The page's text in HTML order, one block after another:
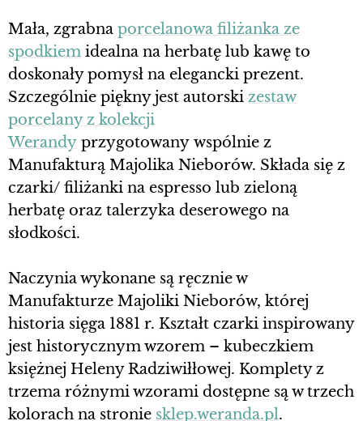
Mała, zgrabna porcelanowa filiżanka ze
spodkiem idealna na herbatę lub kawę to
doskonały pomysł na elegancki prezent.
Szczególnie piękny jest autorski zestaw
porcelany z kolekcji
Werandy przygotowany wspólnie z
Manufakturą Majolika Nieborów. Składa się z
czarki/ filiżanki na espresso lub zieloną
herbatę oraz talerzyka deserowego na
słodkości.
Naczynia wykonane są ręcznie w
Manufakturze Majoliki Nieborów, której
historia sięga 1881 r. Kształt czarki inspirowany
jest historycznym wzorem – kubeczkiem
księżnej Heleny Radziwiłłowej. Komplety z
trzema różnymi wzorami dostępne są w trzech
kolorach na stronie sklep.weranda.pl.